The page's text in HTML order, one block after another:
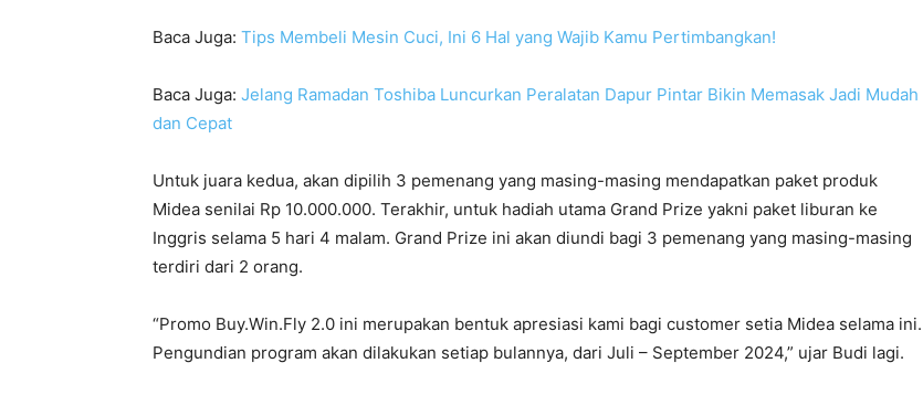
Baca Juga: Tips Membeli Mesin Cuci, Ini 6 Hal yang Wajib Kamu Pertimbangkan!
Baca Juga: Jelang Ramadan Toshiba Luncurkan Peralatan Dapur Pintar Bikin Memasak Jadi Mudah
dan Cepat
Untuk juara kedua, akan dipilih 3 pemenang yang masing-masing mendapatkan paket produk
Midea senilai Rp 10.000.000. Terakhir, untuk hadiah utama Grand Prize yakni paket liburan ke
Inggris selama 5 hari 4 malam. Grand Prize ini akan diundi bagi 3 pemenang yang masing-masing
terdiri dari 2 orang.
“Promo Buy.Win.Fly 2.0 ini merupakan bentuk apresiasi kami bagi customer setia Midea selama ini.
Pengundian program akan dilakukan setiap bulannya, dari Juli – September 2024,” ujar Budi lagi.